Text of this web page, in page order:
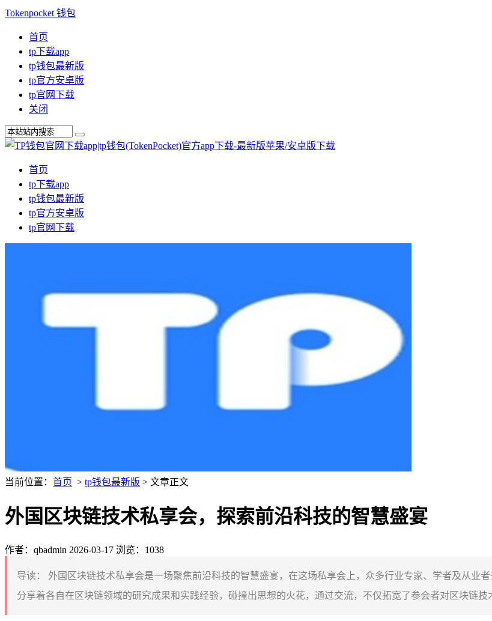
Tokenpocket 钱包
首页
tp下载app
tp钱包最新版
tp官方安卓版
tp官网下载
关闭
首页
tp下载app
tp钱包最新版
tp官方安卓版
tp官网下载
当前位置： 首页 > tp钱包最新版 > 文章正文
外国区块链技术私享会，探索前沿科技的智慧盛宴
作者：qbadmin 2026-03-17 浏览：1038
导读：
外国区块链技术私享会是一场聚焦前沿科技的智慧盛宴，在这场私享会上，众多行业专家、学者及从业
分享着各自在区块链领域的研究成果和实践经验，碰撞出思想的火花，通过交流，不仅拓宽了参会者对区块链